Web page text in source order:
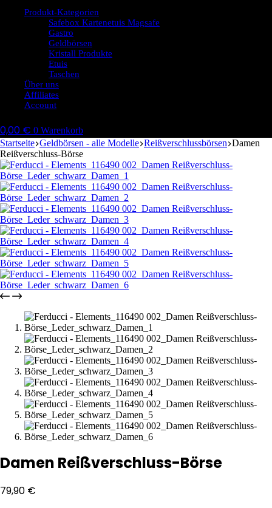
Produkt-Kategorien
Safebox Kartenetuis Magsafe
Gastro
Geldbörsen
Kristall Produkte
Etuis
Taschen
Über uns
Affiliates
Account
0,00 € 0 Warenkorb
Startseite Geldbörsen - alle Modelle Reißverschlussbörsen Damen
Reißverschluss-Börse
Damen Reißverschluss-Börse
79,90 €